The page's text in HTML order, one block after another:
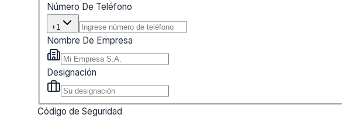
Número De Teléfono
+1
Nombre De Empresa
Designación
Código de Seguridad